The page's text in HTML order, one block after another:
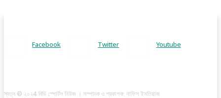
Facebook Twitter Youtube
স্বত্ব © ২০২4 বিডি স্পোর্টস নিউজ । সম্পাদক ও প্রকাশক: নাফিস ইমতিয়াজ